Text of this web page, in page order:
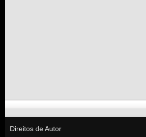
Direitos de Autor